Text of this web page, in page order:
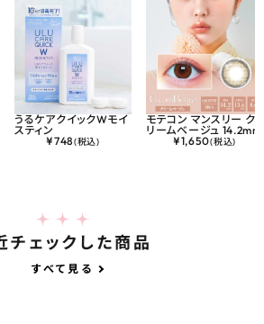
うるケアクイックWモイ
スティン
¥748(税込)
モテコン マンスリー ク
リームベージュ 14.2mm
¥1,650(税込)
チェックした商品
すべて見る